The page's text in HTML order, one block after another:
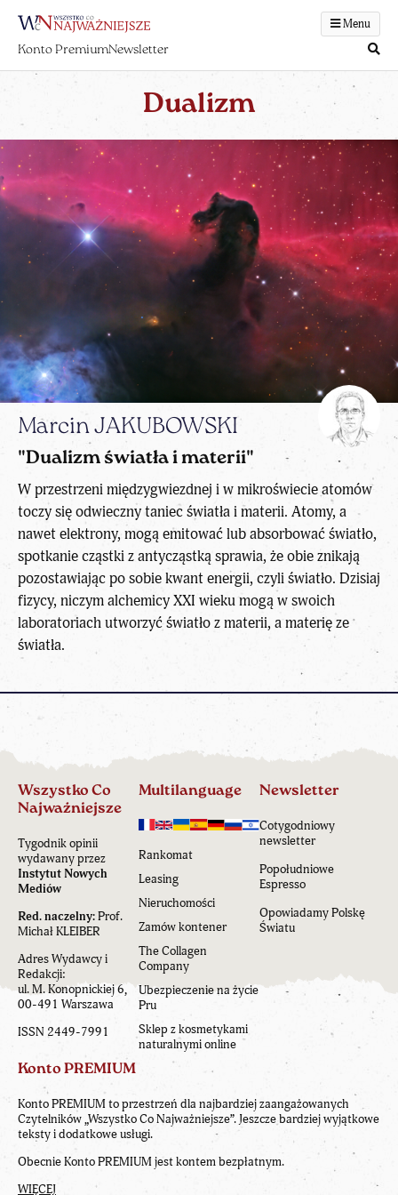
Menu
Konto PremiumNewsletter
Dualizm
Marcin JAKUBOWSKI
"Dualizm światła i materii"
W przestrzeni międzygwiezdnej i w mikroświecie atomów
toczy się odwieczny taniec światła i materii. Atomy, a
nawet elektrony, mogą emitować lub absorbować światło,
spotkanie cząstki z antycząstką sprawia, że obie znikają
pozostawiając po sobie kwant energii, czyli światło. Dzisiaj
fizycy, niczym alchemicy XXI wieku mogą w swoich
laboratoriach utworzyć światło z materii, a materię ze
światła.
Wszystko Co
Najważniejsze
Tygodnik opinii
wydawany przez
Instytut Nowych
Mediów
Red. naczelny:Prof.
Michał KLEIBER
Adres Wydawcy i
Redakcji:
ul. M. Konopnickiej 6,
00-491 Warszawa
ISSN 2449-7991
Multilanguage
Rankomat
Leasing
Nieruchomości
Zamów kontener
The Collagen
Company
Ubezpieczenie na życie
Pru
Sklep z kosmetykami
naturalnymi online
Newsletter
Cotygodniowy
newsletter
Popołudniowe
Espresso
Opowiadamy Polskę
Światu
Konto PREMIUM
Konto PREMIUM to przestrzeń dla najbardziej zaangażowanych
Czytelników „Wszystko Co Najważniejsze”. Jeszcze bardziej wyjątkowe
teksty i dodatkowe usługi.
Obecnie Konto PREMIUM jest kontem bezpłatnym.
WIĘCEJ